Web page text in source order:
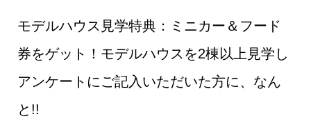
モデルハウス見学特典：ミニカー＆フード
券をゲット！モデルハウスを2棟以上見学し
アンケートにご記入いただいた方に、なん
と!!